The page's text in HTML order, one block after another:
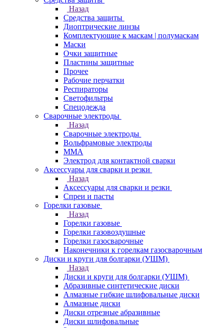
Назад
Средства защиты
Диоптрические линзы
Комплектующие к маскам | полумаскам
Маски
Очки защитные
Пластины защитные
Прочее
Рабочие перчатки
Респираторы
Светофильтры
Спецодежда
Сварочные электроды
Назад
Сварочные электроды
Вольфрамовые электроды
ММА
Электрод для контактной сварки
Аксессуары для сварки и резки
Назад
Аксессуары для сварки и резки
Спреи и пасты
Горелки газовые
Назад
Горелки газовые
Горелки газовоздушные
Горелки газосварочные
Наконечники к горелкам газосварочным
Диски и круги для болгарки (УШМ)
Назад
Диски и круги для болгарки (УШМ)
Абразивные синтетические диски
Алмазные гибкие шлифовальные диски
Алмазные диски
Диски отрезные абразивные
Диски шлифовальные